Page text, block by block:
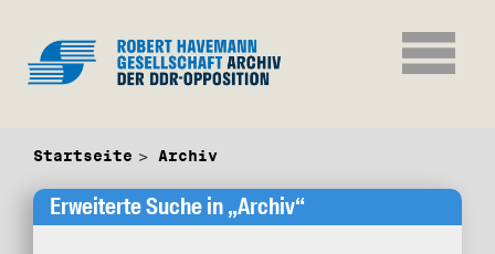
Startseite Archiv
Erweiterte Suche in „Archiv“